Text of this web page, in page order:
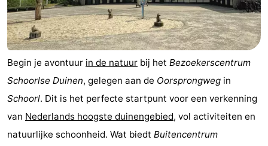
Begin je avontuur in de natuur bij het Bezoekerscentrum
Schoorlse Duinen, gelegen aan de Oorsprongweg in
Schoorl. Dit is het perfecte startpunt voor een verkenning
van Nederlands hoogste duinengebied, vol activiteiten en
natuurlijke schoonheid. Wat biedt Buitencentrum